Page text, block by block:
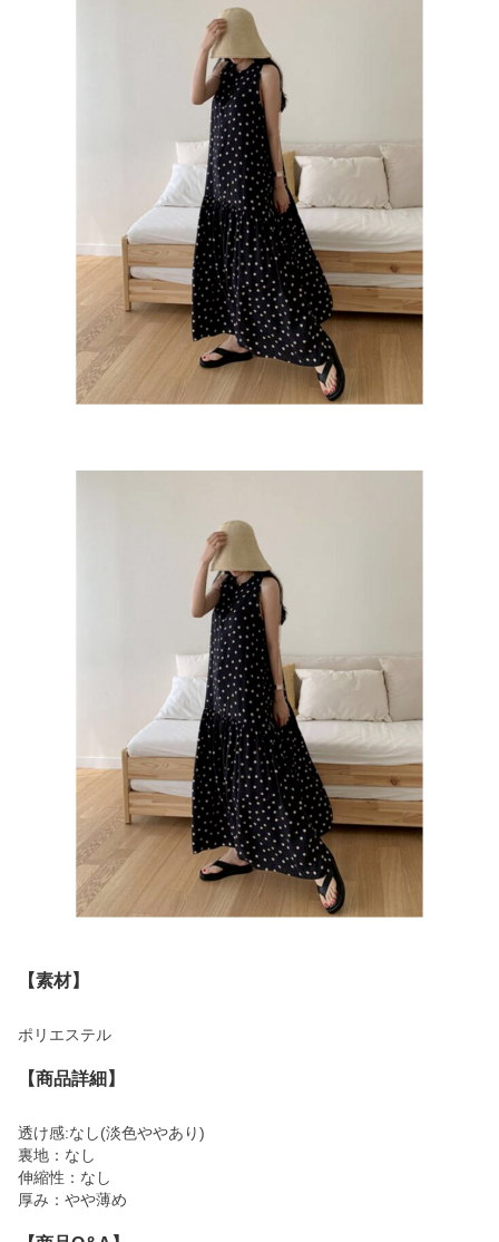
【素材】
ポリエステル
【商品詳細】
透け感:なし(淡色ややあり)
裏地：なし
伸縮性：なし
厚み：やや薄め